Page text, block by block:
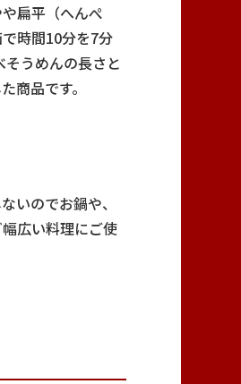
扁平（へんぺ
時間10分を7分
うめんの長さと
商品です。
いのでお鍋や、
広い料理にご使